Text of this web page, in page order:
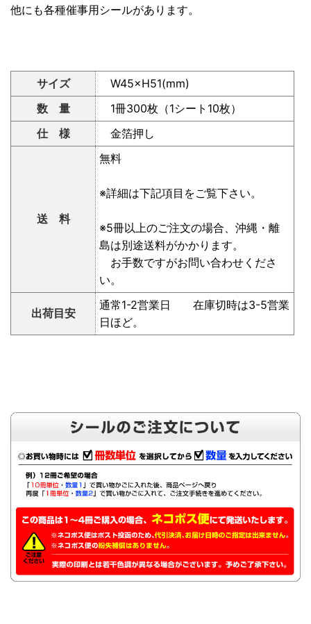
他にも各種催事用シールがあります。
サイズ
W45×H51(mm)
数 量
1冊300枚（1シート10枚）
仕 様
金箔押し
送 料
無料
※詳細は下記項目をご覧下さい。
※5冊以上のご注文の場合、沖縄・離
島は別途送料がかかります。
お手数ですがお問い合わせくださ
い。
出荷目安
通常1-2営業日 在庫切時は3-5営業
日ほど。